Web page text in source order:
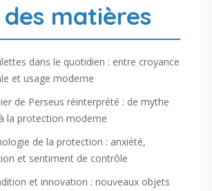
matières
dans le quotidien : entre croyance
et usage moderne
de Perseus réinterprété : de mythe
la protection moderne
de la protection : anxiété,
et sentiment de contrôle
et innovation : nouveaux objets